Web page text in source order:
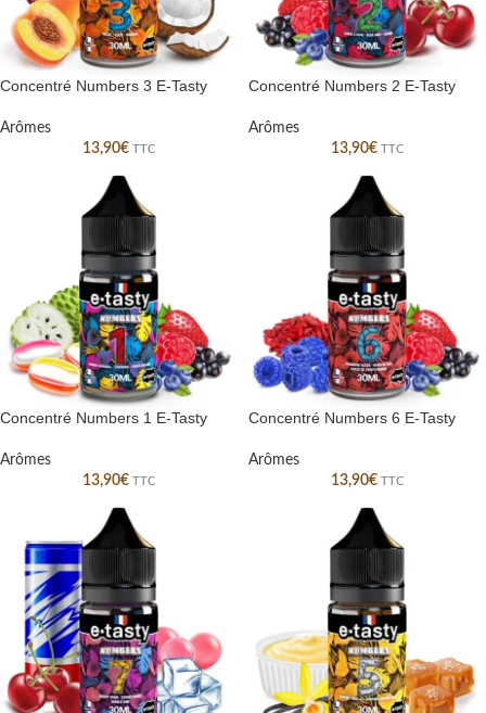
Concentré Numbers 3 E-Tasty
Arômes
13,90€ TTC
Concentré Numbers 2 E-Tasty
Arômes
13,90€ TTC
Concentré Numbers 1 E-Tasty
Arômes
13,90€ TTC
Concentré Numbers 6 E-Tasty
Arômes
13,90€ TTC